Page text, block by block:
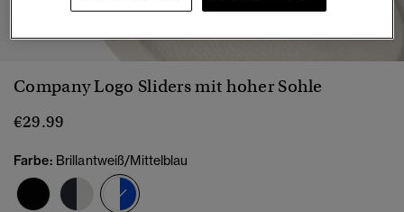
1 2 3 4 5 6 7 8
Company Logo Sliders mit hoher Sohle
€29.99
Farbe: Brillantweiß/Mittelblau